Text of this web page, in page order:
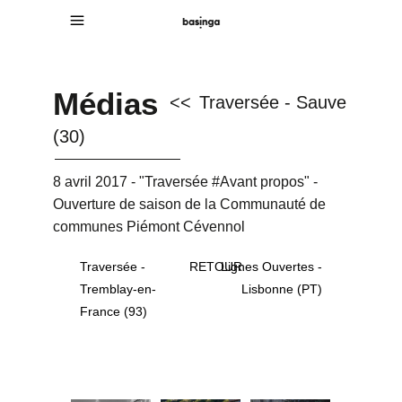
Médias << Traversée - Sauve
(30)
8 avril 2017 - "Traversée #Avant propos" -
Ouverture de saison de la Communauté de
communes Piémont Cévennol
Traversée -
Tremblay-en-
France (93)
RETOURLignes Ouvertes -
Lisbonne (PT)